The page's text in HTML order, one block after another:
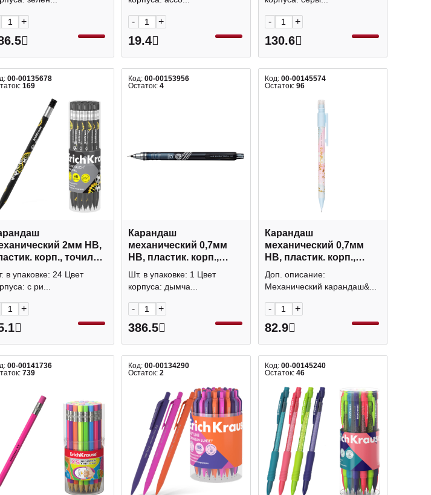
+ - +
19.4
- +
130.6
00-00135678
169
2мм HB,
корп., точилка
ДНК
60754 Erich
в упаковке: 24 Цвет
с ри...
+
Код: 00-00153956
Остаток: 4
Карандаш
механический 0,7мм
HB, пластик. корп.,
дымчатый, ластик
"Kuru Toga" M7-450T
UNI
Шт. в упаковке: 1 Цвет
корпуса: дымча...
- +
386.5
Код: 00-00145574
Остаток: 96
Карандаш
механический 0,7мм
HB, пластик. корп.,
рисунок, лстик
"Primavera" 21-0042/25
Доп. описание:
Механический карандаш&...
- +
82.9
00-00141736
739
Код: 00-00134290
Остаток: 2
Код: 00-00145240
Остаток: 46